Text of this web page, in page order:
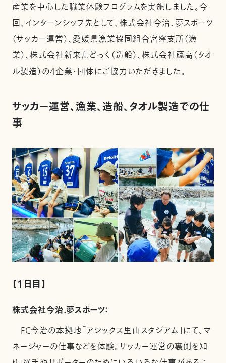
産業を中心した職業体験プログラムを実施しました。今
回、インターンシップ先として、株式会社今治．夢スポーツ
（サッカー運営）、愛媛県漁業協同組合宮窪支所（漁
業）、株式会社新来島どっく（造船）、株式会社藤高（タオ
ル製造）の4企業・団体にご協力いただきました。
サッカー運営、漁業、造船、タオル製造での仕
事
【1日目】
株式会社今治．夢スポーツ：
FC今治の本拠地「アシックス里山スタジアム」にて、マ
ネージャーの仕事などを体験。サッカー運営の裏側を知